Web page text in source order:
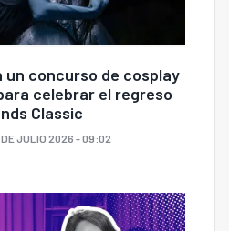
un concurso de cosplay
celebrar el regreso
Classic
JULIO 2026 - 09:02